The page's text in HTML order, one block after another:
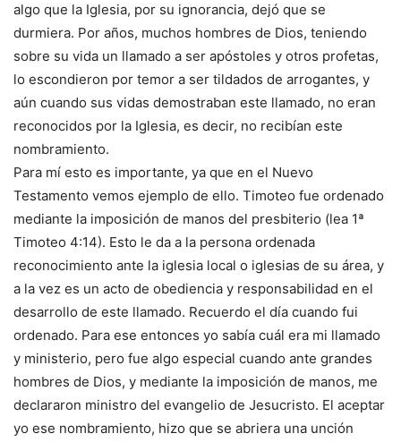
algo que la Iglesia, por su ignorancia, dejó que se
durmiera. Por años, muchos hombres de Dios, teniendo
sobre su vida un llamado a ser apóstoles y otros profetas,
lo escondieron por temor a ser tildados de arrogantes, y
aún cuando sus vidas demostraban este llamado, no eran
reconocidos por la Iglesia, es decir, no recibían este
nombramiento.
Para mí esto es importante, ya que en el Nuevo
Testamento vemos ejemplo de ello. Timoteo fue ordenado
mediante la imposición de manos del presbiterio (lea 1ª
Timoteo 4:14). Esto le da a la persona ordenada
reconocimiento ante la iglesia local o iglesias de su área, y
a la vez es un acto de obediencia y responsabilidad en el
desarrollo de este llamado. Recuerdo el día cuando fui
ordenado. Para ese entonces yo sabía cuál era mi llamado
y ministerio, pero fue algo especial cuando ante grandes
hombres de Dios, y mediante la imposición de manos, me
declararon ministro del evangelio de Jesucristo. El aceptar
yo ese nombramiento, hizo que se abriera una unción